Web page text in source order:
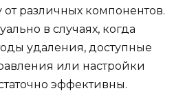
различных компонентов.
в случаях, когда
удаления, доступные
или настройки
эффективны.